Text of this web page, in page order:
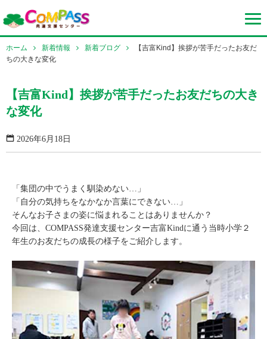
ホーム 新着情報 新着ブログ
【吉富Kind】挨拶が苦手だったお友だ
ちの大きな変化
【吉富Kind】挨拶が苦手だったお友だちの大き
な変化
2026年6月18日
「集団の中でうまく馴染めない…」
「自分の気持ちをなかなか言葉にできない…」
そんなお子さまの姿に悩まれることはありませんか？
今回は、COMPASS発達支援センター吉富Kindに通う当時小学２
年生のお友だちの成長の様子をご紹介します。